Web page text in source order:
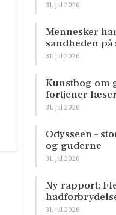
31. jul 2026
Mennesker
sandheden på
31. jul 2026
Kunstbog om
fortjener
31. jul 2026
Odysseen –
og guderne
31. jul 2026
Ny rapport:
31. jul 2026